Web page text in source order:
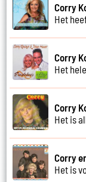
Corry
Het
Corry
Het
Corry
Het is
Corry
Het is